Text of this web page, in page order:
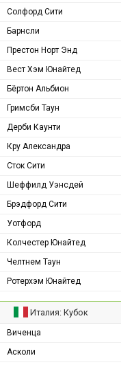
Солфорд Сити
Барнсли
Престон Норт Энд
Вест Хэм Юнайтед
Бёртон Альбион
Гримсби Таун
Дерби Каунти
Кру Александра
Сток Сити
Шеффилд Уэнсдей
Брэдфорд Сити
Уотфорд
Колчестер Юнайтед
Челтнем Таун
Ротерхэм Юнайтед
Италия: Кубок
Виченца
Асколи